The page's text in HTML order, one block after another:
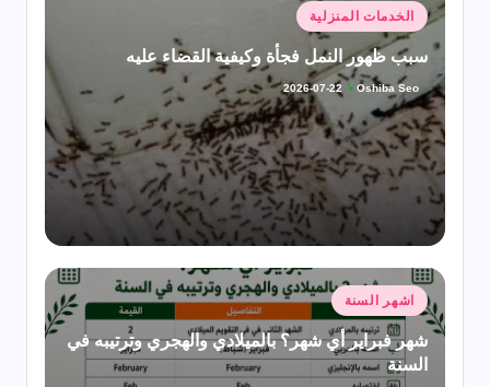
نُشر
في
الخدمات المنزلية
سبب ظهور النمل فجأة وكيفية القضاء عليه
تمّ
النشر
بواسطة
Oshiba Seo
2026-07-22
نُشر
في
اشهر السنة
شهر فبراير أي شهر؟ بالميلادي والهجري وترتيبه في
السنة